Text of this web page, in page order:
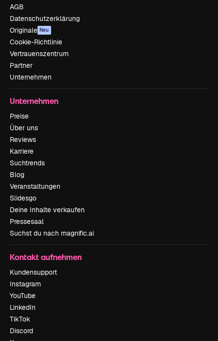
AGB
Datenschutzerklärung
Originale Neu
Cookie-Richtlinie
Vertrauenszentrum
Partner
Unternehmen
Unternehmen
Preise
Über uns
Reviews
Karriere
Suchtrends
Blog
Veranstaltungen
Slidesgo
Deine Inhalte verkaufen
Pressesaal
Suchst du nach magnific.ai
Kontakt aufnehmen
Kundensupport
Instagram
YouTube
LinkedIn
TikTok
Discord